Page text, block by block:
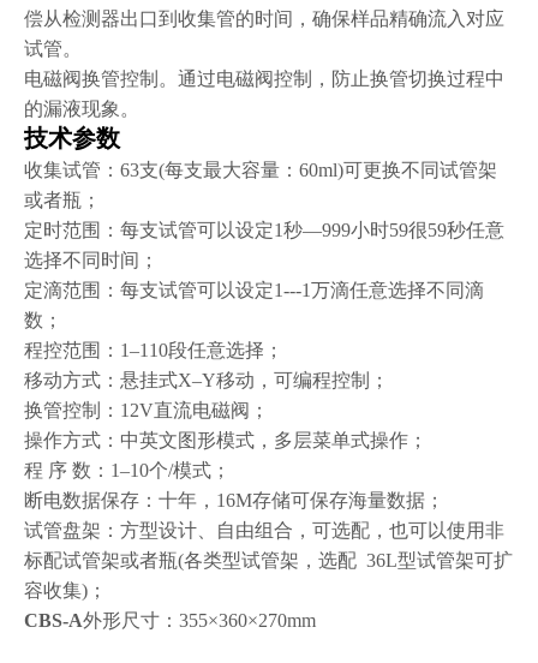
偿从检测器出口到收集管的时间，确保样品精确流入对应
试管。
电磁阀换管控制。通过电磁阀控制，防止换管切换过程中
的漏液现象。
技术参数
收集试管： 63支(每支最大容量： 60ml)可更换不同试管架
或者瓶；
定时范围：每支试管可以设定1秒—999小时59很59秒任意
选择不同时间；
定滴范围：每支试管可以设定1---1万滴任意选择不同滴
数；
程控范围： 1–110段任意选择；
移动方式：悬挂式X–Y移动，可编程控制；
换管控制： 12V直流电磁阀；
操作方式：中英文图形模式，多层菜单式操作；
程 序 数： 1–10个/模式；
断电数据保存：十年， 16M存储可保存海量数据；
试管盘架：方型设计、自由组合，可选配，也可以使用非
标配试管架或者瓶(各类型试管架，选配 36L型试管架可扩
容收集) ；
CBS-A外形尺寸：355×360×270mm